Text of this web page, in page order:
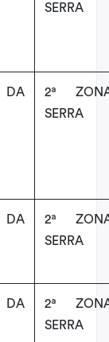
SERRA
2ª
SERRA
2ª
SERRA
2ª
SERRA